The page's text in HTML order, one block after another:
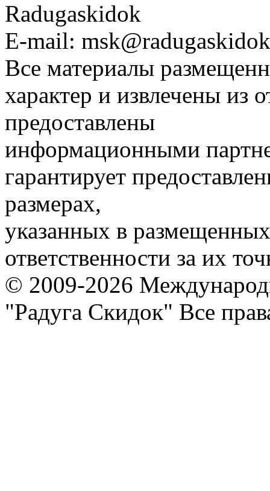
Radugaskidok
E-mail:
Все материалы
характер и извлечены из
предоставлены
информационными
гарантирует
размерах,
указанных в
ответственности за их
© 2009-2026
"Радуга Скидок" Все